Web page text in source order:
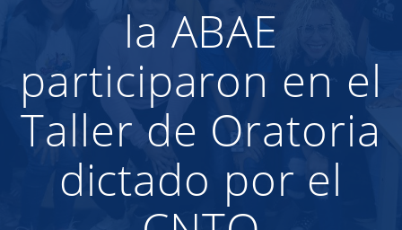
la ABAE
participaron en el
Taller de Oratoria
dictado por el